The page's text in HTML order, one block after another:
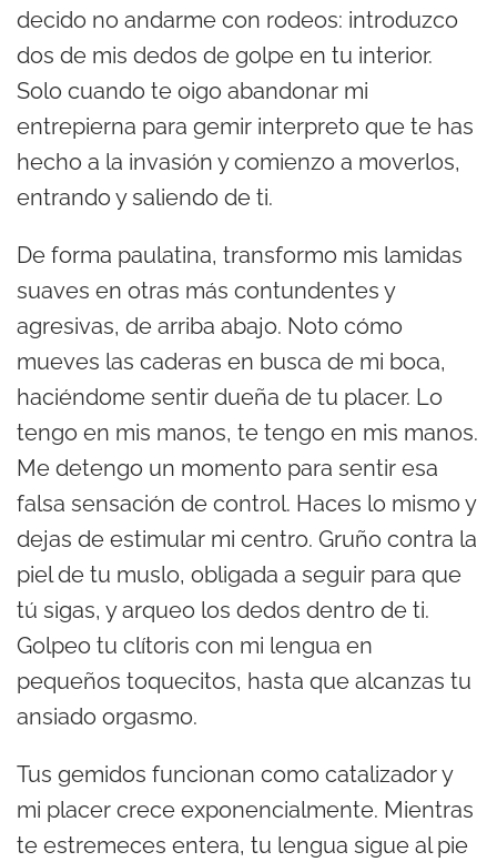
decido no andarme con rodeos: introduzco
dos de mis dedos de golpe en tu interior.
Solo cuando te oigo abandonar mi
entrepierna para gemir interpreto que te has
hecho a la invasión y comienzo a moverlos,
entrando y saliendo de ti.
De forma paulatina, transformo mis lamidas
suaves en otras más contundentes y
agresivas, de arriba abajo. Noto cómo
mueves las caderas en busca de mi boca,
haciéndome sentir dueña de tu placer. Lo
tengo en mis manos, te tengo en mis manos.
Me detengo un momento para sentir esa
falsa sensación de control. Haces lo mismo y
dejas de estimular mi centro. Gruño contra la
piel de tu muslo, obligada a seguir para que
tú sigas, y arqueo los dedos dentro de ti.
Golpeo tu clítoris con mi lengua en
pequeños toquecitos, hasta que alcanzas tu
ansiado orgasmo.
Tus gemidos funcionan como catalizador y
mi placer crece exponencialmente. Mientras
te estremeces entera, tu lengua sigue al pie